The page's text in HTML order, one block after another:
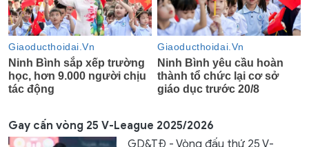
Gay cấn vòng 25 V-League 2025/2026